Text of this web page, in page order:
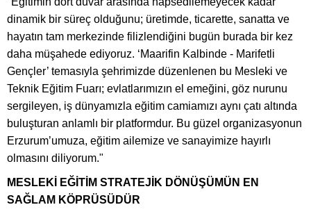
dinamik bir süreç olduğunu; üretimde, ticarette, sanatta ve
hayatın tam merkezinde filizlendiğini bugün burada bir kez
daha müşahede ediyoruz. ‘Maarifin Kalbinde - Marifetli
Gençler’ temasıyla şehrimizde düzenlenen bu Mesleki ve
Teknik Eğitim Fuarı; evlatlarımızın el emeğini, göz nurunu
sergileyen, iş dünyamızla eğitim camiamızı aynı çatı altında
buluşturan anlamlı bir platformdur. Bu güzel organizasyonun
Erzurum’umuza, eğitim ailemize ve sanayimize hayırlı
olmasını diliyorum."
MESLEKİ EĞİTİM STRATEJİK DÖNÜŞÜMÜN EN
SAĞLAM KÖPRÜSÜDÜR